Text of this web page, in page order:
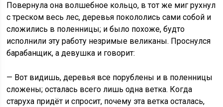
Повернула она волшебное кольцо, в тот же миг рухнул
с треском весь лес, деревья покололись сами собой и
сложились в поленницы; и было похоже, будто
исполнили эту работу незримые великаны. Проснулся
барабанщик, а девушка и говорит:
— Вот видишь, деревья все порублены и в поленницы
сложены; осталась всего лишь одна ветка. Когда
старуха придёт и спросит, почему эта ветка осталась,